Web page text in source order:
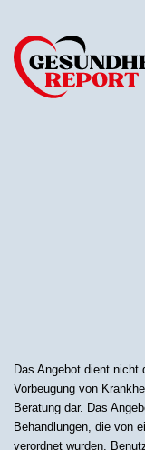
Das Angebot dient nicht
Vorbeugung von
Beratung dar. Das
Behandlungen, die von
verordnet wurden.